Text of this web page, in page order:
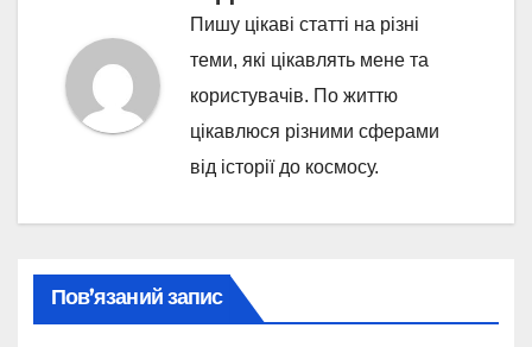
Пишу цікаві статті на різні
теми, які цікавлять мене та
користувачів. По життю
цікавлюся різними сферами
від історії до космосу.
Пов’язаний запис